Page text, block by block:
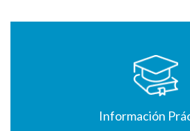
Información